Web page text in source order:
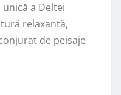
a Deltei
relaxantă,
de peisaje